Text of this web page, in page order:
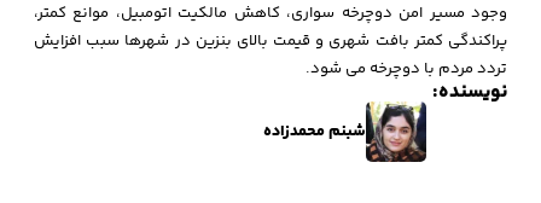
وجود مسیر امن دوچرخه سواری، کاهش مالکیت اتومبیل، موانع کمتر،
پراکندگی کمتر بافت شهری و قیمت بالای بنزین در شهرها سبب افزایش
تردد مردم با دوچرخه می شود.
نویسنده:
شبنم محمدزاده